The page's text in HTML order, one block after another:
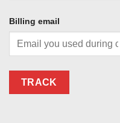
Billing email
TRACK